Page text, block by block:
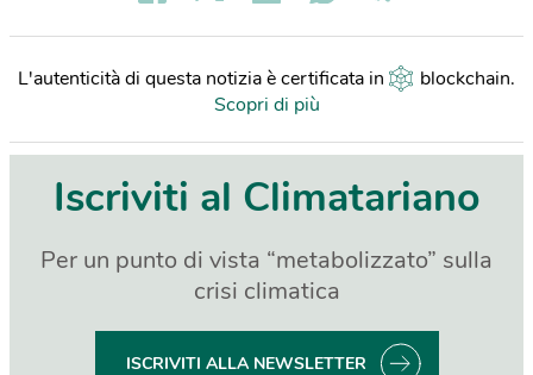
L'autenticità di questa notizia è certificata in blockchain.
Scopri di più
Iscriviti al Climatariano
Per un punto di vista “metabolizzato” sulla
crisi climatica
ISCRIVITI ALLA NEWSLETTER